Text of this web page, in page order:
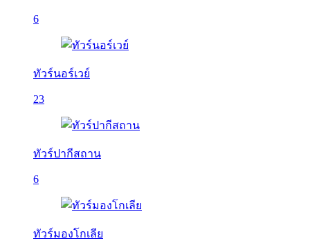
6
ทัวร์นอร์เวย์
23
ทัวร์ปากีสถาน
6
ทัวร์มองโกเลีย